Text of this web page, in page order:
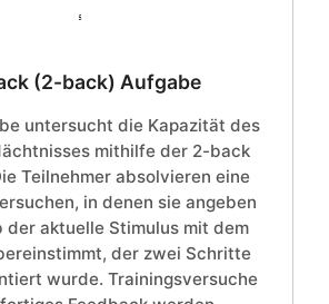
(2-back) Aufgabe
untersucht die Kapazität des
mithilfe der 2-back
Teilnehmer absolvieren eine
in denen sie angeben
der aktuelle Stimulus mit dem
der zwei Schritte
wurde. Trainingsversuche